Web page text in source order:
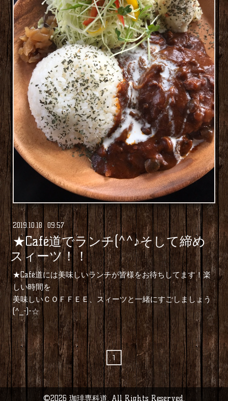
2019.10.18 09:57
★Café道でランチ(^^♪そして締め
スィーツ！！
★Café道には美味しいランチが皆様をお待ちしてます！楽
しい時間を
美味しいＣＯＦＦＥＥ、スィーツと一緒にすごしましょう
(^_-)-☆
1
©2026 珈琲専科道. All Rights Reserved.